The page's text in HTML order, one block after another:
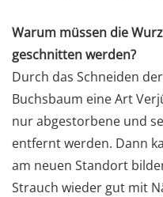
Warum müssen die
geschnitten werden?
Durch das Schneiden
Buchsbaum eine Art
nur abgestorbene und
entfernt werden. Dann
am neuen Standort
Strauch wieder gut mit